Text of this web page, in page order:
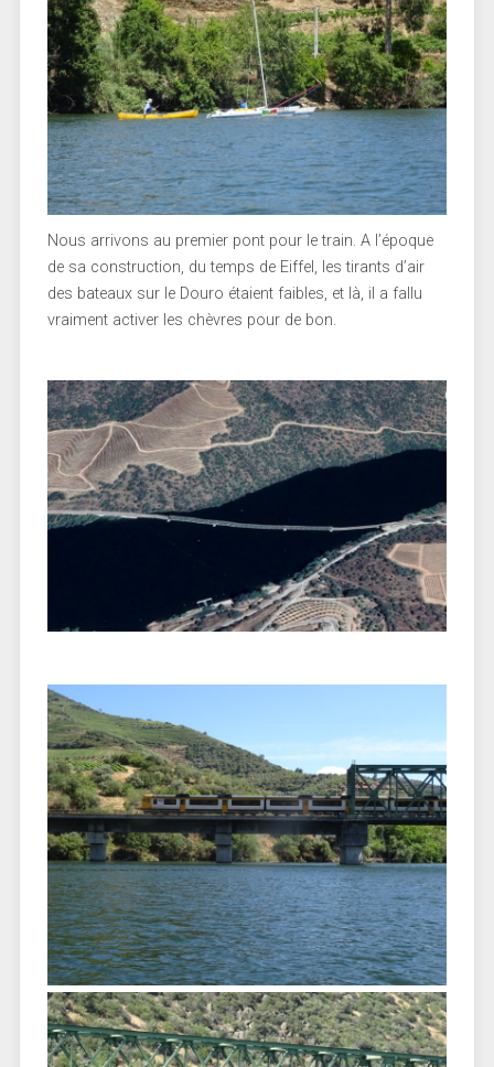
Nous arrivons au premier pont pour le train. A l’époque
de sa construction, du temps de Eiffel, les tirants d’air
des bateaux sur le Douro étaient faibles, et là, il a fallu
vraiment activer les chèvres pour de bon.